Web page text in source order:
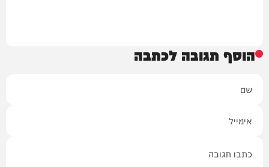
הוסף תגובה לכתבה